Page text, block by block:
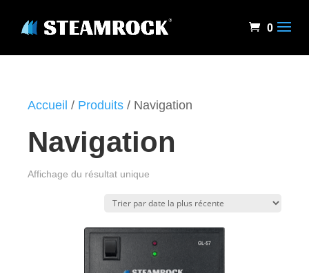
0
Accueil / Produits / Navigation
Navigation
Affichage du résultat unique